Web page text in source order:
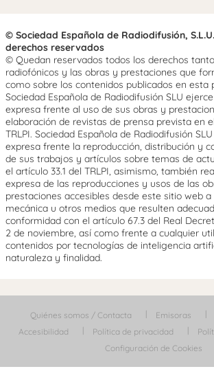
© Sociedad Española de Radiodifusión,
derechos reservados
© Quedan reservados todos los derechos
radiofónicos y las obras y prestaciones que
como sobre los contenidos publicados en esta
Sociedad Española de Radiodifusión SLU
expresa frente al uso de sus obras y
elaboración de revistas de prensa prevista en
TRLPI. Sociedad Española de Radiodifusión
expresa frente la reproducción, distribución y
de sus trabajos y artículos sobre temas de
el artículo 33.1 del TRLPI, asimismo, también
expresa de las reproducciones y usos de las
prestaciones accesibles desde este sitio web
mecánica u otros medios que resulten
conformidad con el artículo 67.3 del Real
2 de noviembre, así como frente a cualquier
contenidos por tecnologías de inteligencia
naturaleza y finalidad.
Quiénes somos / Contacta Emisoras
Accesibilidad
Política de privacidad
Configuración de Cookies